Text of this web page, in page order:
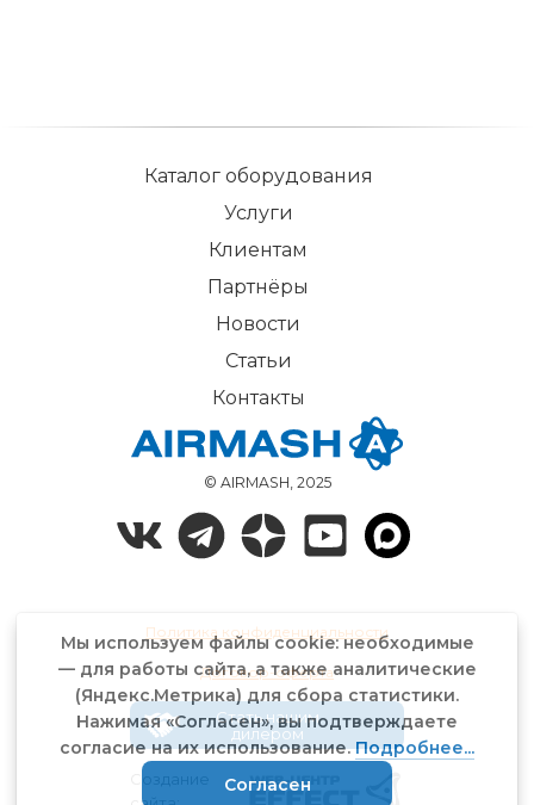
© AIRMASH, 2025
Каталог оборудования
Услуги
Клиентам
Партнёры
Новости
Статьи
Контакты
Политика конфиденциальности
Договор-оферта
Стать нашим
дилером
Мы используем файлы cookie: необходимые
— для работы сайта, а также аналитические
(Яндекс.Метрика) для сбора статистики.
Нажимая «Согласен», вы подтверждаете
согласие на их использование.Подробнее...
Согласен